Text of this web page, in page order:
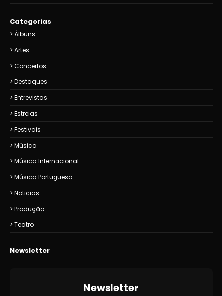
Categorias
Álbuns
Artes
Concertos
Destaques
Entrevistas
Estreias
Festivais
Música
Música Internacional
Música Portuguesa
Noticias
Produção
Teatro
Newsletter
Newsletter